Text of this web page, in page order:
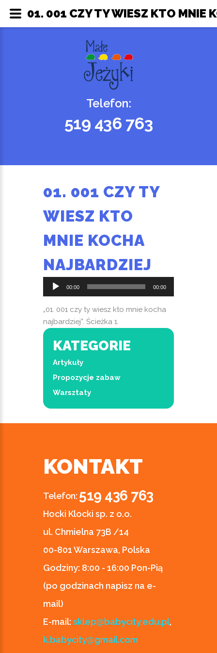
Telefon:
519 436 763
01. 001 CZY TY
WIESZ KTO
MNIE KOCHA
NAJBARDZIEJ
Odtwarzacz
plików
dźwiękowych
00:00 00:00
„01. 001 czy ty wiesz kto mnie kocha
najbardziej”. Ścieżka 1.
KATEGORIE
Artykuły
Propozycje zabaw
Warsztaty
KONTAKT
Telefon: 519 436 763
Hocki Klocki sp. z o.o.
ul. Chmielna 73B /14
00-801 Warszawa, Polska
Godziny: 8:00 - 16:00 Pon-Pią
(po godzinach napisz na e-
mail)
E-mail: sklep@babycity.edu.pl,
k.babycity@gmail.com
01. 001 CZY TY WIESZ KTO MNIE